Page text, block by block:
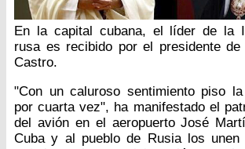
En la capital cubana, el líder de la
rusa es recibido por el presidente de
Castro.
"Con un caluroso sentimiento piso
por cuarta vez", ha manifestado el
del avión en el aeropuerto José
Cuba y al pueblo de Rusia los unen